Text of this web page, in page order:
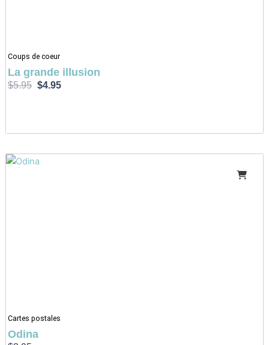
Coups de coeur
La grande illusion
$5.95 $4.95
Cartes postales
Odina